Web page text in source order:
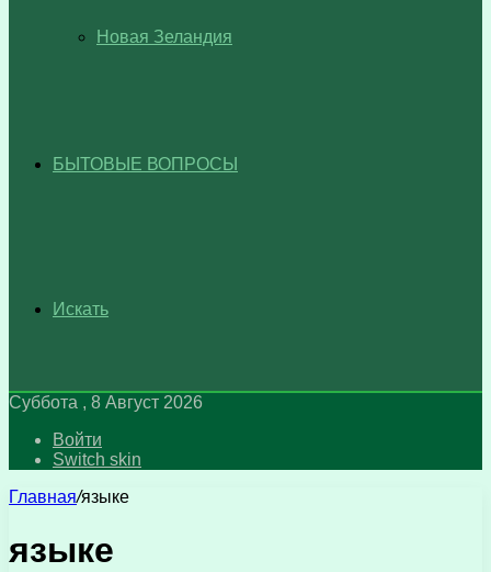
Новая Зеландия
БЫТОВЫЕ ВОПРОСЫ
Искать
Суббота , 8 Август 2026
Войти
Switch skin
Главная/языке
языке